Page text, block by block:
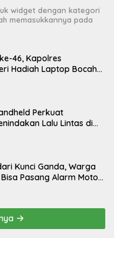
widget dengan kategori
memasukkannya pada
46, Kapolres
Hadiah Laptop Bocah
Perkuat
Lalu Lintas di
Kunci Ganda, Warga
Pasang Alarm Motor